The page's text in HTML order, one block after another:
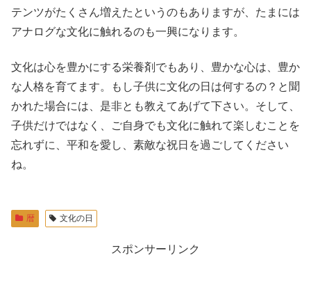
テンツがたくさん増えたというのもありますが、たまには
アナログな文化に触れるのも一興になります。
文化は心を豊かにする栄養剤でもあり、豊かな心は、豊か
な人格を育てます。もし子供に文化の日は何するの？と聞
かれた場合には、是非とも教えてあげて下さい。そして、
子供だけではなく、ご自身でも文化に触れて楽しむことを
忘れずに、平和を愛し、素敵な祝日を過ごしてください
ね。
暦 文化の日
スポンサーリンク